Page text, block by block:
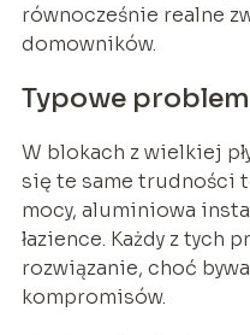
równocześnie realne
domowników.
Typowe
W blokach z wielkiej
się te same trudności
mocy, aluminiowa
łazience. Każdy z tych
rozwiązanie, choć
kompromisów.